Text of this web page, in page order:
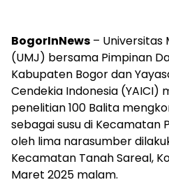
BogorInNews –
(UMJ) bersama Pimpinan
Kabupaten Bogor dan
Cendekia Indonesia (YAICI)
penelitian 100 Balita
sebagai susu di Kecamatan
oleh lima narasumber
Kecamatan Tanah Sareal,
Maret 2025 malam.